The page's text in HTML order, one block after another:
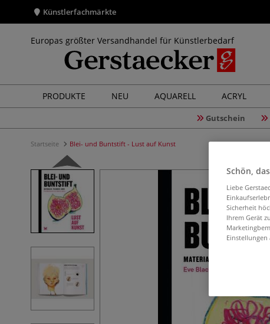
Künstlerfachmärkte
Europas größter Versandhandel für Künstlerbedarf
PRODUKTE NEU AQUARELL ACRYL
Gutschein
Startseite Blei- und Buntstift - Lust auf Kunst
Schön,
Liebe
Sicherheit
Ihrem Gerät